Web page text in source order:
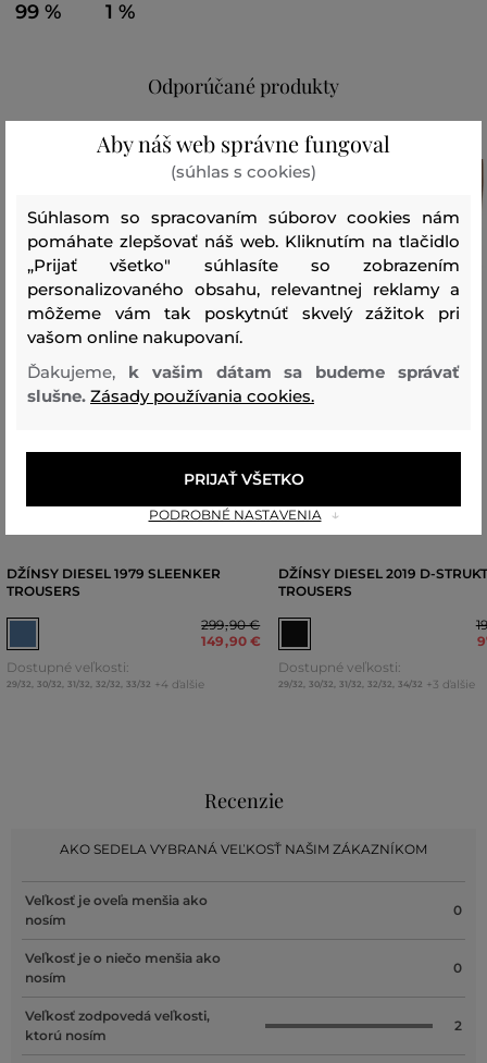
99 % 1 %
Odporúčané produkty
DŽÍNSY DIESEL 1979 SLEENKER
TROUSERS
299,90 €
149,90 €
Dostupné veľkosti:
29/32, 30/32, 31/32, 32/32, 33/32 +4 ďalšie
DŽÍNSY DIESEL 2019 D-
TROUSERS
Dostupné veľkosti:
29/32, 30/32, 31/32, 32/32, 34/32 +3 ďalšie
Recenzie
AKO SEDELA VYBRANÁ VEĽKOSŤ NAŠIM ZÁKAZNÍKOM
Veľkosť je oveľa menšia ako
nosím
0
Veľkosť je o niečo menšia ako
nosím
0
Veľkosť zodpovedá veľkosti,
ktorú nosím
2
Aby náš web správne fungoval
(súhlas s cookies)
Súhlasom so spracovaním súborov cookies nám
pomáhate zlepšovať náš web. Kliknutím na tlačidlo
„Prijať všetko" súhlasíte so zobrazením
personalizovaného obsahu, relevantnej reklamy a
môžeme vám tak poskytnúť skvelý zážitok pri
vašom online nakupovaní.
Ďakujeme, k vašim dátam sa budeme správať
slušne. Zásady používania cookies.
PODROBNÉ NASTAVENIA
PRIJAŤ VŠETKO